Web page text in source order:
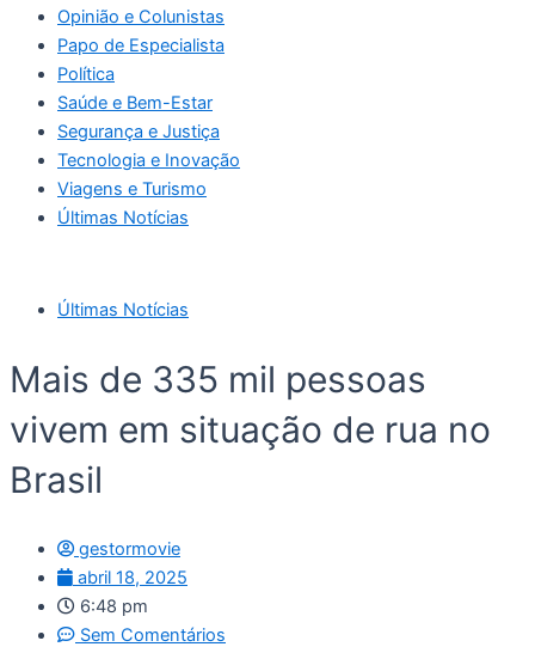
Opinião e Colunistas
Papo de Especialista
Política
Saúde e Bem-Estar
Segurança e Justiça
Tecnologia e Inovação
Viagens e Turismo
Últimas Notícias
Últimas Notícias
Mais de 335 mil pessoas
vivem em situação de rua no
Brasil
gestormovie
abril 18, 2025
6:48 pm
Sem Comentários